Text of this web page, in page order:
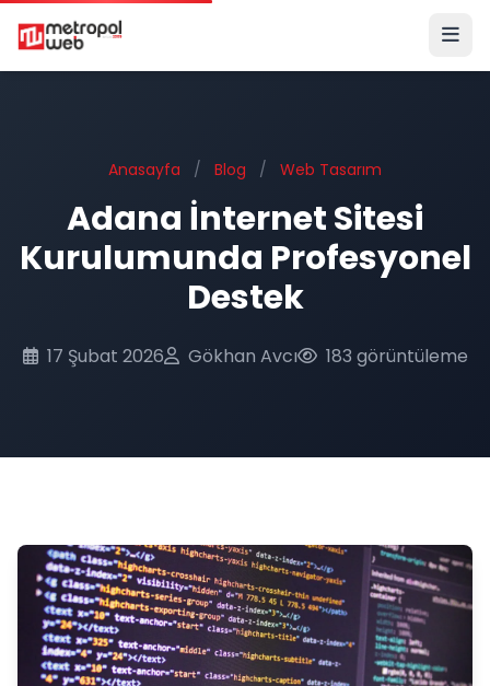
Ana içeriğe geç
Anasayfa / Blog / Web Tasarım
Adana İnternet Sitesi
Kurulumunda Profesyonel
Destek
17 Şubat 2026 Gökhan Avcı 183 görüntüleme